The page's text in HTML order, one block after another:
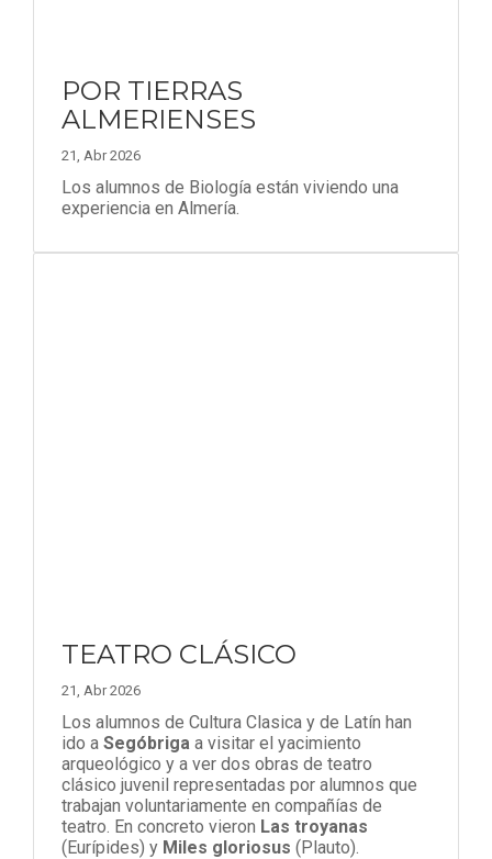
POR TIERRAS
ALMERIENSES
21, Abr 2026
Los alumnos de Biología están viviendo una
experiencia en Almería.
TEATRO CLÁSICO
21, Abr 2026
Los alumnos de Cultura Clasica y de Latín han
ido a Segóbriga a visitar el yacimiento
arqueológico y a ver dos obras de teatro
clásico juvenil representadas por alumnos que
trabajan voluntariamente en compañías de
teatro. En concreto vieron Las troyanas
(Eurípides) y Miles gloriosus (Plauto).